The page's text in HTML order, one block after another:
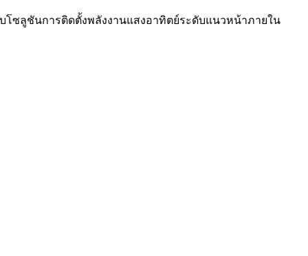
บโซลูชันการติดตั้งพลังงานแสงอาทิตย์ระดับแนวหน้าภายใน